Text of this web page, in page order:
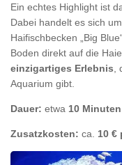
Ein echtes Highlight ist
Dabei handelt es sich
Haifischbecken „Big
Boden direkt auf die
einzigartiges Erlebnis
Aquarium gibt.
Dauer: etwa 10 Minuten
Zusatzkosten: ca. 10 €